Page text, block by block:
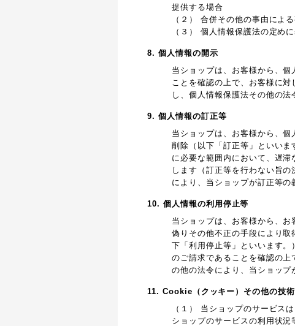
提供する場合
（２） 合併その他の事由によ
（３） 個人情報保護法の定め
8. 個人情報の開示
当ショップは、お客様から、
ことを確認の上で、お客様に
し、個人情報保護法その他の
9. 個人情報の訂正等
当ショップは、お客様から、
削除（以下「訂正等」といい
に必要な範囲内において、遅
します（訂正等を行わない旨
により、当ショップが訂正等の
10. 個人情報の利用停止等
当ショップは、お客様から、
偽りその他不正の手段により
下「利用停止等」といいます
のご請求であることを確認の
の他の法令により、当ショップ
11. Cookie（クッキー）その他の技術
（１） 当ショップのサービス
ショップのサービスの利用状